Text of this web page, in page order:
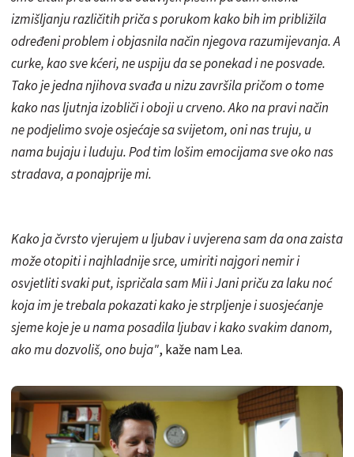
izmišljanju različitih priča s porukom kako bih im približila
određeni problem i objasnila način njegova razumijevanja. A
curke, kao sve kćeri, ne uspiju da se ponekad i ne posvade.
Tako je jedna njihova svađa u nizu završila pričom o tome
kako nas ljutnja izobliči i oboji u crveno. Ako na pravi način
ne podjelimo svoje osjećaje sa svijetom, oni nas truju, u
nama bujaju i luduju. Pod tim lošim emocijama sve oko nas
stradava, a ponajprije mi.
Kako ja čvrsto vjerujem u ljubav i uvjerena sam da ona zaista
može otopiti i najhladnije srce, umiriti najgori nemir i
osvjetliti svaki put, ispričala sam Mii i Jani priču za laku noć
koja im je trebala pokazati kako je strpljenje i suosjećanje
sjeme koje je u nama posadila ljubav i kako svakim danom,
ako mu dozvoliš, ono buja", kaže nam Lea.